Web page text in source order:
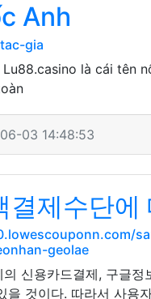
Anh
gia
Lu88.casino là cái
03 14:48:53
결제수단에
geolae
신용카드결제, 구글
을 것이다. 따라서 사용